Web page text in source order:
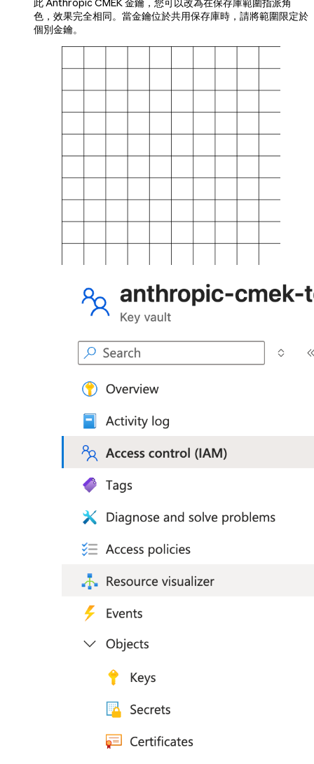
此 Anthropic CMEK 金鑰，您可以改為在保存庫範圍指派角
色，效果完全相同。當金鑰位於共用保存庫時，請將範圍限定於
個別金鑰。